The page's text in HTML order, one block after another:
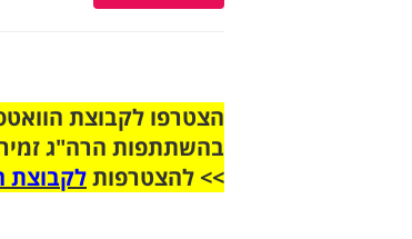
בהשתתפות הרה"ג
>> להצטרפותלקבוצת